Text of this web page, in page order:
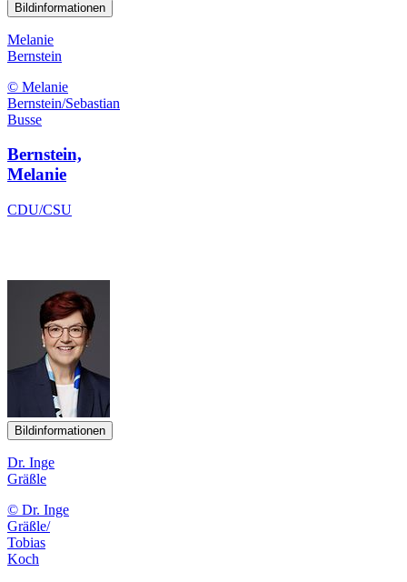
Bildinformationen
Melanie
Bernstein
© Melanie
Bernstein/Sebastian
Busse
Bernstein,
Melanie
CDU/CSU
Bildinformationen
Dr. Inge
Gräßle
© Dr. Inge
Gräßle/
Tobias
Koch